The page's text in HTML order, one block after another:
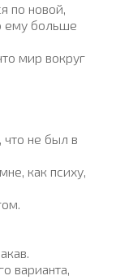
по новой,
ему больше
мир вокруг
не был в
как психу,
варианта,